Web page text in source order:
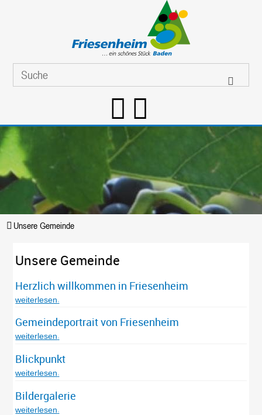
Unsere Gemeinde
Unsere Gemeinde
Herzlich willkommen in Friesenheim
weiterlesen
Gemeindeportrait von Friesenheim
weiterlesen
Blickpunkt
weiterlesen
Bildergalerie
weiterlesen